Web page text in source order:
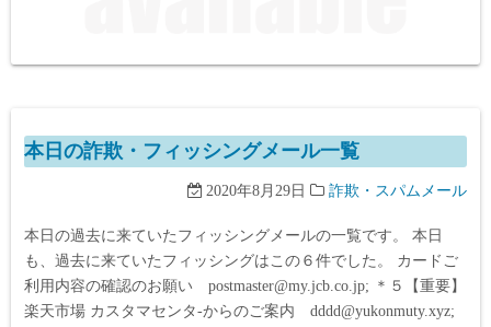
本日の詐欺・フィッシングメール一覧
2020年8月29日 詐欺・スパムメール
本日の過去に来ていたフィッシングメールの一覧です。 本日
も、過去に来ていたフィッシングはこの６件でした。 カードご
利用内容の確認のお願い postmaster@my.jcb.co.jp; ＊５【重要】
楽天市場 カスタマセンタ-からのご案内 dddd@yukonmuty.xyz;